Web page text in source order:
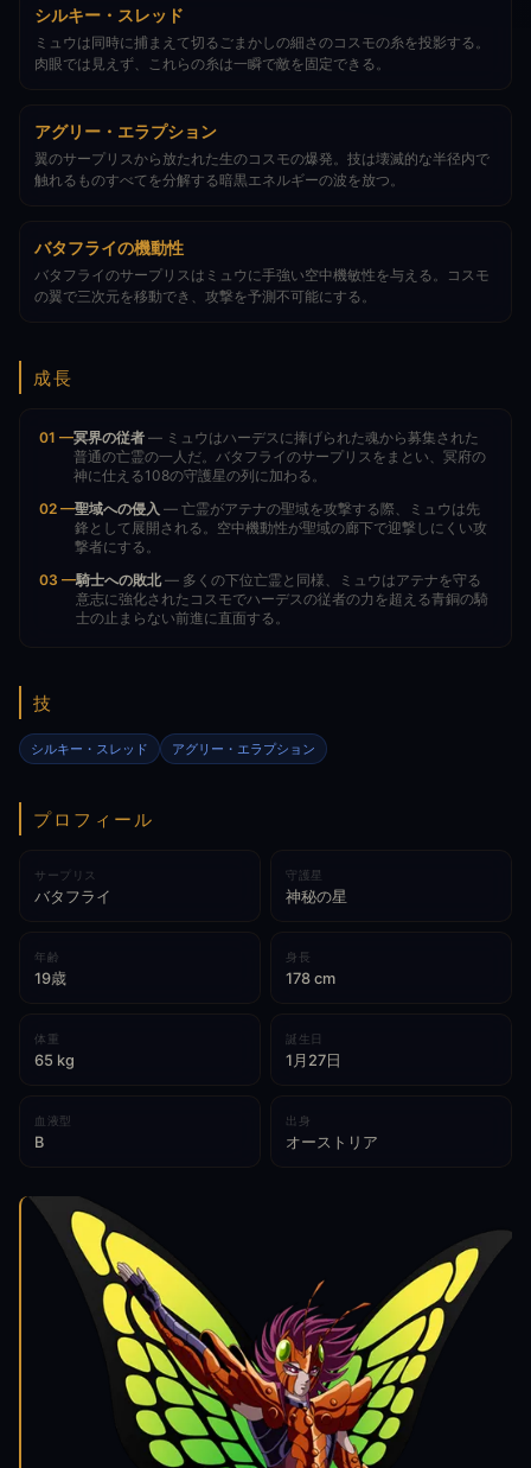
シルキー・スレッド
ミュウは同時に捕まえて切るごまかしの細さのコスモの糸を投影する。
肉眼では見えず、これらの糸は一瞬で敵を固定できる。
アグリー・エラプション
翼のサープリスから放たれた生のコスモの爆発。技は壊滅的な半径内で
触れるものすべてを分解する暗黒エネルギーの波を放つ。
バタフライの機動性
バタフライのサープリスはミュウに手強い空中機敏性を与える。コスモ
の翼で三次元を移動でき、攻撃を予測不可能にする。
成長
01 —冥界の従者 — ミュウはハーデスに捧げられた魂から募集された
普通の亡霊の一人だ。バタフライのサープリスをまとい、冥府の
神に仕える108の守護星の列に加わる。
02 —聖域への侵入 — 亡霊がアテナの聖域を攻撃する際、ミュウは先
鋒として展開される。空中機動性が聖域の廊下で迎撃しにくい攻
撃者にする。
03 —騎士への敗北— 多くの下位亡霊と同様、ミュウはアテナを守る
意志に強化されたコスモでハーデスの従者の力を超える青銅の騎
士の止まらない前進に直面する。
技
シルキー・スレッド アグリー・エラプション
プロフィール
サープリス
バタフライ
守護星
神秘の星
年齢
19歳
身長
178 cm
体重
65 kg
誕生日
1月27日
血液型
B
出身
オーストリア